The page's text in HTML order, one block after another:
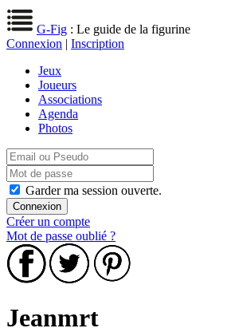
G-Fig : Le guide de la figurine
Connexion | Inscription
Jeux
Joueurs
Associations
Agenda
Photos
Garder ma session ouverte.
Créer un compte
Mot de passe oublié ?
Jeanmrt